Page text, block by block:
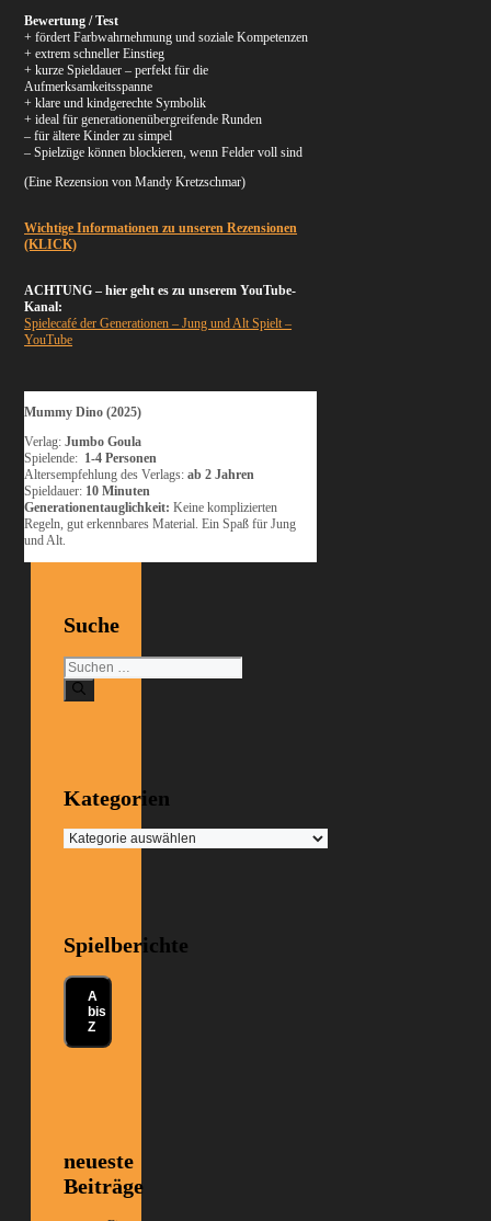
Bewertung / Test
+ fördert Farbwahrnehmung und soziale Kompetenzen
+ extrem schneller Einstieg
+ kurze Spieldauer – perfekt für die
Aufmerksamkeitsspanne
+ klare und kindgerechte Symbolik
+ ideal für generationenübergreifende Runden
– für ältere Kinder zu simpel
– Spielzüge können blockieren, wenn Felder voll sind
(Eine Rezension von Mandy Kretzschmar)
Wichtige Informationen zu unseren Rezensionen
(KLICK)
ACHTUNG – hier geht es zu unserem YouTube-
Kanal:
Spielecafé der Generationen – Jung und Alt Spielt –
YouTube
Mummy Dino (2025)
Verlag:Jumbo Goula
Spielende: 1-4 Personen
Altersempfehlung des Verlags:ab 2 Jahren
Spieldauer: 10 Minuten
Generationentauglichkeit: Keine komplizierten
Regeln, gut erkennbares Material. Ein Spaß für Jung
und Alt.
Suche
Suchen
nach:
Kategorien
Kategorien
Spielberichte
A
bis
Z
neueste
Beiträge